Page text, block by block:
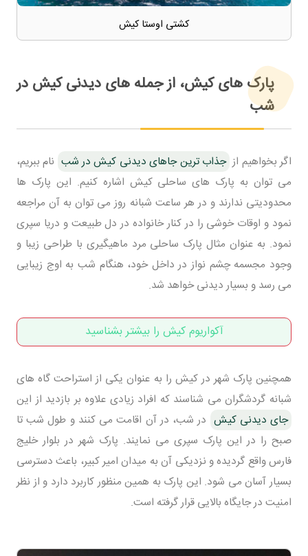
کشتی اوستا کیش
پارک های کیش، از جمله های دیدنی کیش در
شب
اگر بخواهیم از جذاب ترین جاهای دیدنی کیش در شب نام ببریم،
می توان به پارک های ساحلی کیش اشاره کنیم. این پارک ها
محدودیتی ندارند و در هر ساعت شبانه روز می توان به آن مراجعه
نمود و اوقات خوشی را در کنار خانواده در دل طبیعت و دریا سپری
نمود. به عنوان مثال پارک ساحلی مرد ماهیگیری با طراحی زیبا و
وجود مجسمه چشم نواز در داخل خود، هنگام شب به اوج زیبایی
می رسد و بسیار دیدنی خواهد شد.
آکواریوم کیش را بیشتر بشناسید
همچنین پارک شهر در کیش را به عنوان یکی از استراحت گاه های
شبانه گردشگران می شناسند که افراد زیادی علاوه بر بازدید از این
جای دیدنی کیش در شب، در آن اقامت می کنند و طول شب تا
صبح را در این پارک سپری می نمایند. پارک شهر در بلوار خلیج
فارس واقع گردیده و نزدیکی آن به میدان امیر کبیر، باعث دسترسی
بسیار آسان می شود. این پارک به همین منظور کاربرد دارد و از نظر
امنیت در جایگاه بالایی قرار گرفته است.